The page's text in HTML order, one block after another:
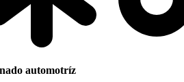
automotríz